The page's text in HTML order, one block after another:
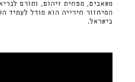
משאבים, מפחית זיהום, ותורם
המיחזור חירייה הוא מודל לעתיד
בישראל.